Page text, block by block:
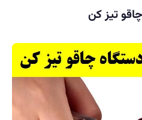
تیز کن